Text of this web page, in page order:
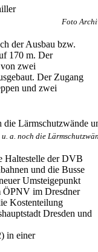
Foto
der Ausbau bzw.
170 m. Der
zwei
Der Zugang
und zwei
a. noch die
Haltestelle der DVB
und die Busse
Umsteigepunkt
ÖPNV im Dresdner
Kostenteilung
Dresden und
in einer